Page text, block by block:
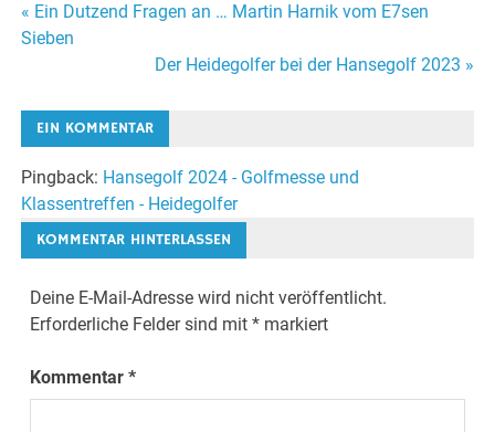
Beitragsnavigation
« Ein Dutzend Fragen an … Martin Harnik vom E7sen
Sieben
Der Heidegolfer bei der Hansegolf 2023 »
EIN KOMMENTAR
Pingback: Hansegolf 2024 - Golfmesse und
Klassentreffen - Heidegolfer
KOMMENTAR HINTERLASSEN
Deine E-Mail-Adresse wird nicht veröffentlicht.
Erforderliche Felder sind mit* markiert
Kommentar*